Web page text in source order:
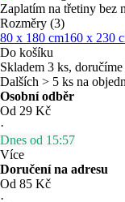
Zaplatím na třetiny bez
Rozměry (3)
80 x 180 cm160 x 230
Do košíku
Skladem 3 ks, doručíme
Dalších > 5 ks na
Osobní odběr
Od 29 Kč
·
Dnes od 15:57
Více
Doručení na adresu
Od 85 Kč
·